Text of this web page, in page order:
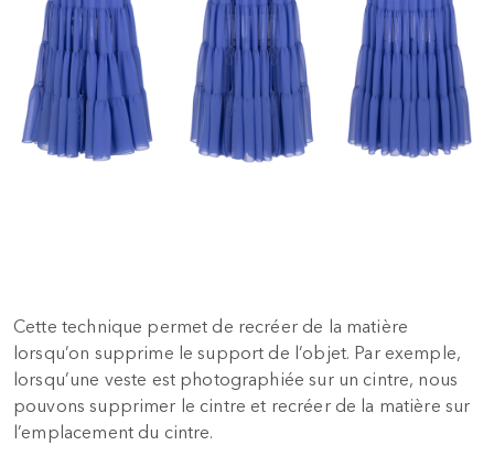
Cette technique permet de recréer de la matière
lorsqu’on supprime le support de l’objet. Par exemple,
lorsqu’une veste est photographiée sur un cintre, nous
pouvons supprimer le cintre et recréer de la matière sur
l’emplacement du cintre.